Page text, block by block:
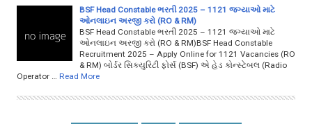
BSF Head Constable ભરતી 2025 – 1121 જગ્યાઓ માટે
ઓનલાઇન અરજી કરો (RO & RM)
BSF Head Constable ભરતી 2025 – 1121 જગ્યાઓ માટે
ઓનલાઇન અરજી કરો (RO & RM)BSF Head Constable
Recruitment 2025 – Apply Online for 1121 Vacancies (RO
& RM) બોર્ડર સિક્યુરિટી ફોર્સ (BSF) એ હેડ કોન્સ્ટેબલ (Radio
Operator …
Read More